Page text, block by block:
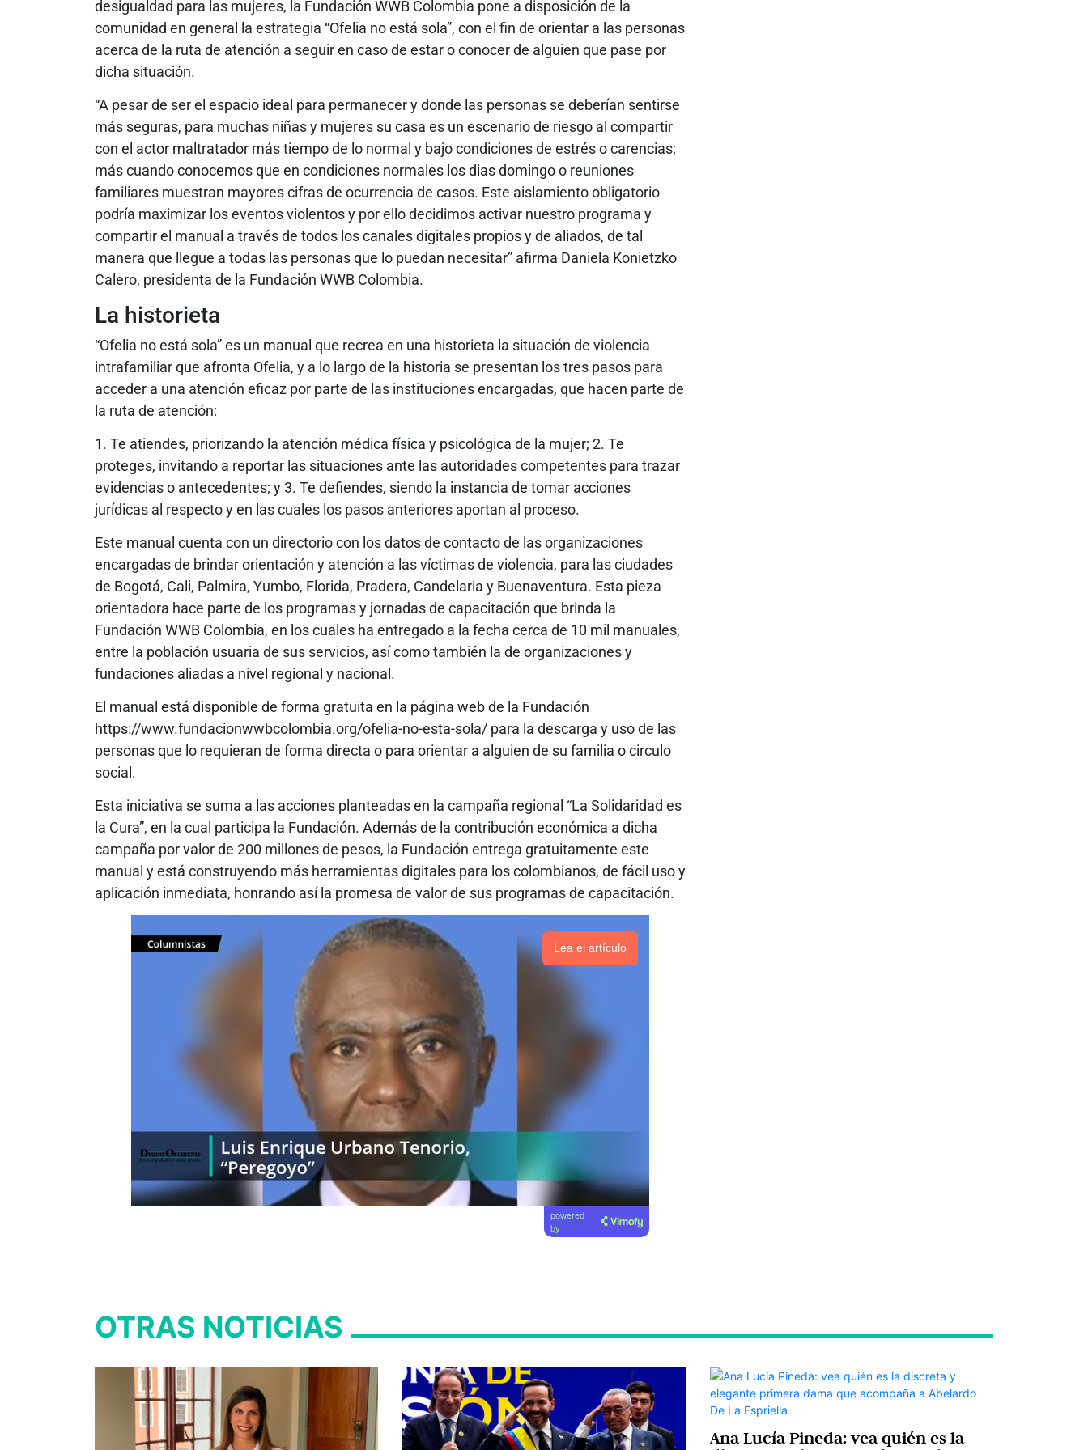
desigualdad para las mujeres, la Fundación WWB Colombia pone a disposición de la
comunidad en general la estrategia “Ofelia no está sola”, con el fin de orientar a las personas
acerca de la ruta de atención a seguir en caso de estar o conocer de alguien que pase por
dicha situación.
“A pesar de ser el espacio ideal para permanecer y donde las personas se deberían sentirse
más seguras, para muchas niñas y mujeres su casa es un escenario de riesgo al compartir
con el actor maltratador más tiempo de lo normal y bajo condiciones de estrés o carencias;
más cuando conocemos que en condiciones normales los dias domingo o reuniones
familiares muestran mayores cifras de ocurrencia de casos. Este aislamiento obligatorio
podría maximizar los eventos violentos y por ello decidimos activar nuestro programa y
compartir el manual a través de todos los canales digitales propios y de aliados, de tal
manera que llegue a todas las personas que lo puedan necesitar” afirma Daniela Konietzko
Calero, presidenta de la Fundación WWB Colombia.
La historieta
“Ofelia no está sola” es un manual que recrea en una historieta la situación de violencia
intrafamiliar que afronta Ofelia, y a lo largo de la historia se presentan los tres pasos para
acceder a una atención eficaz por parte de las instituciones encargadas, que hacen parte de
la ruta de atención:
1. Te atiendes, priorizando la atención médica física y psicológica de la mujer; 2. Te
proteges, invitando a reportar las situaciones ante las autoridades competentes para trazar
evidencias o antecedentes; y 3. Te defiendes, siendo la instancia de tomar acciones
jurídicas al respecto y en las cuales los pasos anteriores aportan al proceso.
Este manual cuenta con un directorio con los datos de contacto de las organizaciones
encargadas de brindar orientación y atención a las víctimas de violencia, para las ciudades
de Bogotá, Cali, Palmira, Yumbo, Florida, Pradera, Candelaria y Buenaventura. Esta pieza
orientadora hace parte de los programas y jornadas de capacitación que brinda la
Fundación WWB Colombia, en los cuales ha entregado a la fecha cerca de 10 mil manuales,
entre la población usuaria de sus servicios, así como también la de organizaciones y
fundaciones aliadas a nivel regional y nacional.
El manual está disponible de forma gratuita en la página web de la Fundación
https://www.fundacionwwbcolombia.org/ofelia-no-esta-sola/ para la descarga y uso de las
personas que lo requieran de forma directa o para orientar a alguien de su familia o circulo
social.
Esta iniciativa se suma a las acciones planteadas en la campaña regional “La Solidaridad es
la Cura”, en la cual participa la Fundación. Además de la contribución económica a dicha
campaña por valor de 200 millones de pesos, la Fundación entrega gratuitamente este
manual y está construyendo más herramientas digitales para los colombianos, de fácil uso y
aplicación inmediata, honrando así la promesa de valor de sus programas de capacitación.
Lea el artículo
powered
by
OTRAS NOTICIAS
Ana Lucía Pineda: vea quién es la